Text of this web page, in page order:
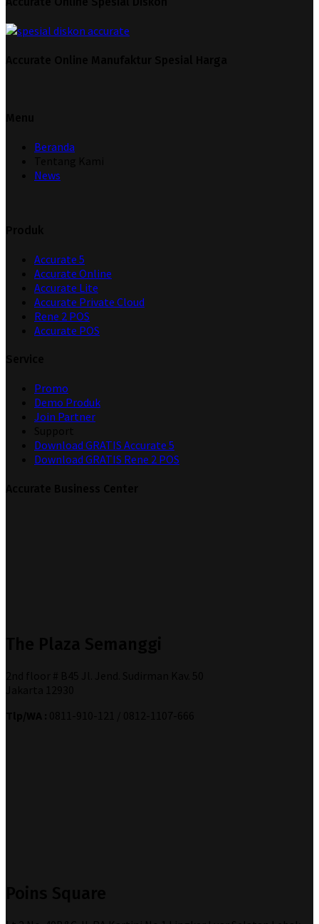
Beranda
News
Accurate 5
Accurate Online
Accurate Lite
Accurate Private Cloud
Rene 2 POS
Accurate POS
Promo
Demo Produk
Join Partner
Download GRATIS Accurate 5
Download GRATIS Rene 2 POS